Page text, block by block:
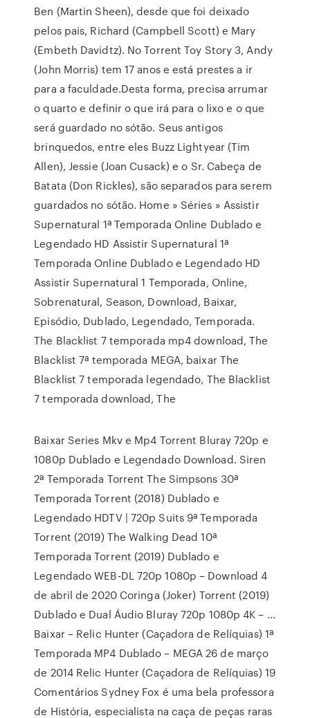
Ben (Martin Sheen), desde que foi deixado
pelos pais, Richard (Campbell Scott) e Mary
(Embeth Davidtz). No Torrent Toy Story 3, Andy
(John Morris) tem 17 anos e está prestes a ir
para a faculdade.Desta forma, precisa arrumar
o quarto e definir o que irá para o lixo e o que
será guardado no sótão. Seus antigos
brinquedos, entre eles Buzz Lightyear (Tim
Allen), Jessie (Joan Cusack) e o Sr. Cabeça de
Batata (Don Rickles), são separados para serem
guardados no sótão. Home » Séries » Assistir
Supernatural 1ª Temporada Online Dublado e
Legendado HD Assistir Supernatural 1ª
Temporada Online Dublado e Legendado HD
Assistir Supernatural 1 Temporada, Online,
Sobrenatural, Season, Download, Baixar,
Episódio, Dublado, Legendado, Temporada.
The Blacklist 7 temporada mp4 download, The
Blacklist 7ª temporada MEGA, baixar The
Blacklist 7 temporada legendado, The Blacklist
7 temporada download, The
Baixar Series Mkv e Mp4 Torrent Bluray 720p e
1080p Dublado e Legendado Download. Siren
2ª Temporada Torrent The Simpsons 30ª
Temporada Torrent (2018) Dublado e
Legendado HDTV | 720p Suits 9ª Temporada
Torrent (2019) The Walking Dead 10ª
Temporada Torrent (2019) Dublado e
Legendado WEB-DL 720p 1080p – Download 4
de abril de 2020 Coringa (Joker) Torrent (2019)
Dublado e Dual Áudio Bluray 720p 1080p 4K – …
Baixar – Relic Hunter (Caçadora de Relíquias) 1ª
Temporada MP4 Dublado – MEGA 26 de março
de 2014 Relic Hunter (Caçadora de Relíquias) 19
Comentários Sydney Fox é uma bela professora
de História, especialista na caça de peças raras